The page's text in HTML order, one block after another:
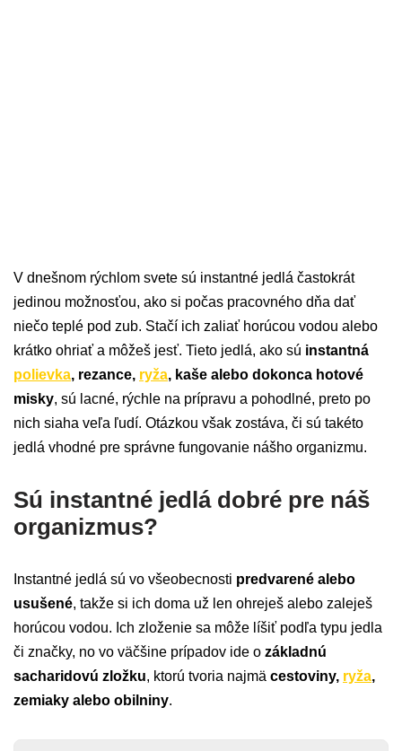
V dnešnom rýchlom svete sú instantné jedlá častokrát
jedinou možnosťou, ako si počas pracovného dňa dať
niečo teplé pod zub. Stačí ich zaliať horúcou vodou alebo
krátko ohriať a môžeš jesť. Tieto jedlá, ako sú instantná
polievka, rezance, ryža, kaše alebo dokonca hotové
misky, sú lacné, rýchle na prípravu a pohodlné, preto po
nich siaha veľa ľudí. Otázkou však zostáva, či sú takéto
jedlá vhodné pre správne fungovanie nášho organizmu.
Sú instantné jedlá dobré pre náš
organizmus?
Instantné jedlá sú vo všeobecnosti predvarené alebo
usušené, takže si ich doma už len ohreješ alebo zaleješ
horúcou vodou. Ich zloženie sa môže líšiť podľa typu jedla
či značky, no vo väčšine prípadov ide o základnú
sacharidovú zložku, ktorú tvoria najmä cestoviny, ryža,
zemiaky alebo obilniny.